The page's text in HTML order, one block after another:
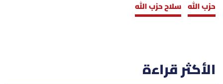
حزب الله سلاح حزب الله
الأكثر قراءة